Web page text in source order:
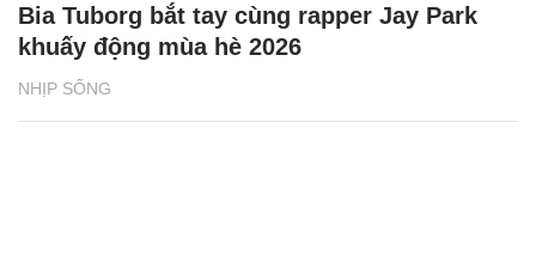
NHỊP SỐNG
Bia Tuborg bắt tay cùng rapper Jay Park
khuấy động mùa hè 2026